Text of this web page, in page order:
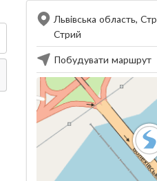
Львівська область,
Стрий
Побудувати маршрут